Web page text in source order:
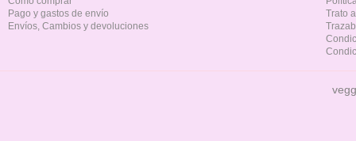
Pago y gastos de envío
Envíos, Cambios y devoluciones
Trato